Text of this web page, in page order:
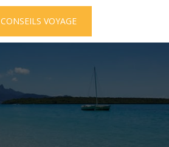
CONSEILS VOYAGE